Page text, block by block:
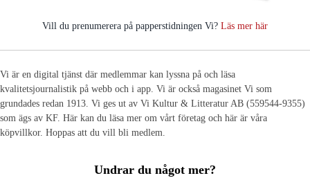
Vill du prenumerera på papperstidningen Vi? Läs mer här
Vi är en digital tjänst där medlemmar kan lyssna på och läsa
kvalitetsjournalistik på webb och i app. Vi är också magasinet Vi som
grundades redan 1913. Vi ges ut av Vi Kultur & Litteratur AB (559544-9355)
som ägs av KF. Här kan du läsa mer om vårt företag och här är våra
köpvillkor. Hoppas att du vill bli medlem.
Undrar du något mer?